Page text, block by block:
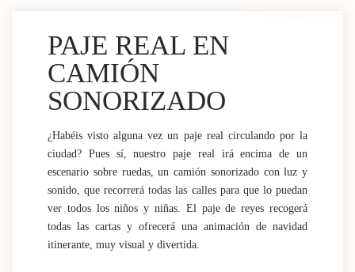
PAJE REAL EN
CAMIÓN
SONORIZADO
¿Habéis visto alguna vez un paje real circulando por la
ciudad? Pues sí, nuestro paje real irá encima de un
escenario sobre ruedas, un camión sonorizado con luz y
sonido, que recorrerá todas las calles para que lo puedan
ver todos los niños y niñas. El paje de reyes recogerá
todas las cartas y ofrecerá una animación de navidad
itinerante, muy visual y divertida.